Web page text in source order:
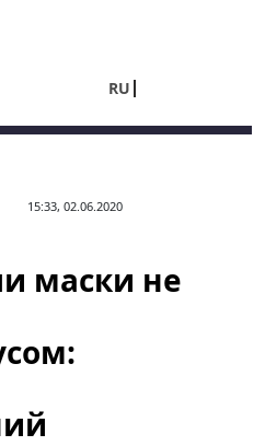
RU
15:33, 02.06.2020
маски не